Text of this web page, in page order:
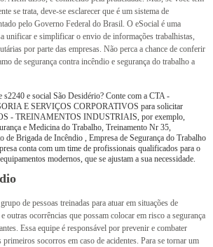
se trata, deve-se esclarecer que é um sistema de
pelo Governo Federal do Brasil. O eSocial é uma
unificar e simplificar o envio de informações trabalhistas,
por parte das empresas. Não perca a chance de conferir
de segurança contra incêndio e segurança do trabalho a
s2240 e social São Desidério? Conte com a CTA -
E SERVIÇOS CORPORATIVOS para solicitar
- TREINAMENTOS INDUSTRIAIS, por exemplo,
e Medicina do Trabalho, Treinamento Nr 35,
de Brigada de Incêndio , Empresa de Segurança do Trabalho
conta com um time de profissionais qualificados para o
modernos, que se ajustam a sua necessidade.
de pessoas treinadas para atuar em situações de
outras ocorrências que possam colocar em risco a segurança
Essa equipe é responsável por prevenir e combater
socorros em caso de acidentes. Para se tornar um